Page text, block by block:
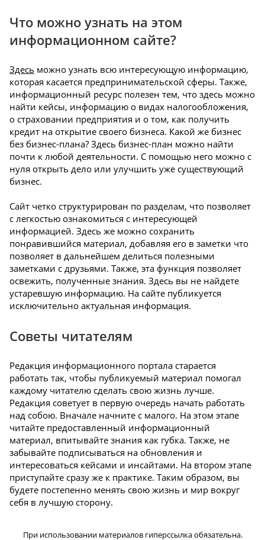
Что можно узнать на этом
информационном сайте?
Здесь можно узнать всю интересующую информацию,
которая касается предпринимательской сферы. Также,
информационный ресурс полезен тем, что здесь можно
найти кейсы, информацию о видах налогообложения,
о страховании предприятия и о том, как получить
кредит на открытие своего бизнеса. Какой же бизнес
без бизнес-плана? Здесь бизнес-план можно найти
почти к любой деятельности. С помощью него можно с
нуля открыть дело или улучшить уже существующий
бизнес.
Сайт четко структурирован по разделам, что позволяет
с легкостью ознакомиться с интересующей
информацией. Здесь же можно сохранить
понравившийся материал, добавляя его в заметки что
позволяет в дальнейшем делиться полезными
заметками с друзьями. Также, эта функция позволяет
освежить, полученные знания. Здесь вы не найдете
устаревшую информацию. На сайте публикуется
исключительно актуальная информация.
Советы читателям
Редакция информационного портала старается
работать так, чтобы публикуемый материал помогал
каждому читателю сделать свою жизнь лучше.
Редакция советует в первую очередь начать работать
над собою. Вначале начните с малого. На этом этапе
читайте предоставленный информационный
материал, впитывайте знания как губка. Также, не
забывайте подписываться на обновления и
интересоваться кейсами и инсайтами. На втором этапе
приступайте сразу же к практике. Таким образом, вы
будете постепенно менять свою жизнь и мир вокруг
себя в лучшую сторону.
При использовании материалов гиперссылка обязательна.